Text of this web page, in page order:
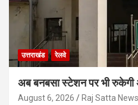
उत्तराखंड रेलवे
अब बनबसा स्टेशन पर भी
August 6, 2026 Raj Satta News